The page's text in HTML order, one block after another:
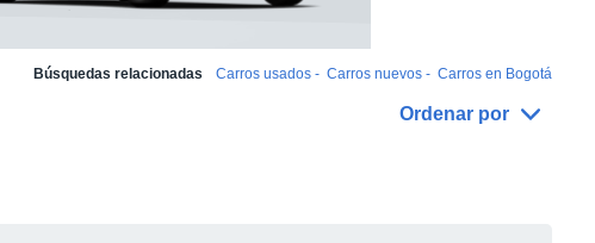
Búsquedas relacionadas Carros usados - Carros nuevos - Carros en Bogotá
Ordenar por